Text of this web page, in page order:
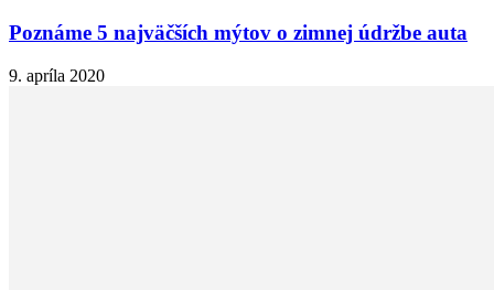
Poznáme 5 najväčších mýtov o zimnej údržbe auta
9. apríla 2020